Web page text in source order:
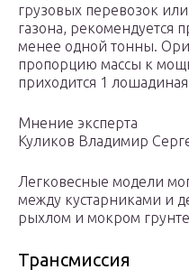
грузовых перевозок или
газона, рекомендуется
менее одной тонны.
пропорцию массы к
приходится 1 лошадиная
Мнение эксперта
Куликов Владимир
Легковесные модели
между кустарниками и
рыхлом и мокром
Трансмиссия